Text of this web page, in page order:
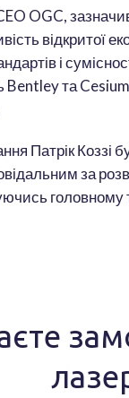
OGC,
відкритої
і
Bentley та
Патрік
за
головному